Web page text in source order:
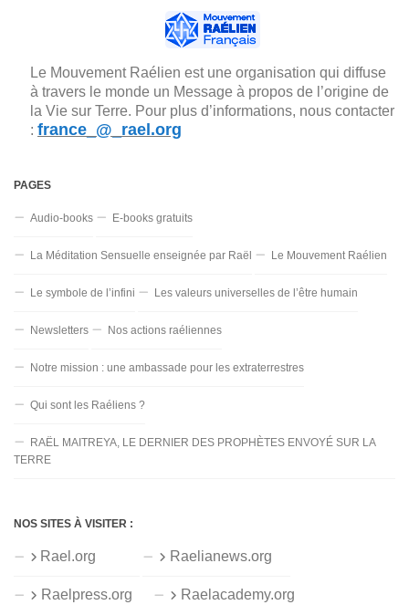
Le Mouvement Raélien est une organisation qui diffuse
à travers le monde un Message à propos de l’origine de
la Vie sur Terre. Pour plus d’informations, nous contacter
: france_@_rael.org
PAGES
Audio-books E-books gratuits
La Méditation Sensuelle enseignée par Raël Le Mouvement Raélien
Le symbole de l’infini Les valeurs universelles de l’être humain
Newsletters Nos actions raéliennes
Notre mission : une ambassade pour les extraterrestres
Qui sont les Raéliens ?
RAËL MAITREYA, LE DERNIER DES PROPHÈTES ENVOYÉ SUR LA
TERRE
NOS SITES À VISITER :
Rael.org Raelianews.org
Raelpress.org Raelacademy.org